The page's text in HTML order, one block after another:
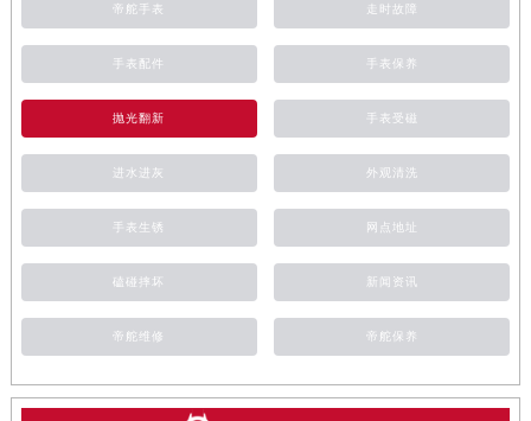
帝舵手表 走时故障
手表配件 手表保养
抛光翻新 手表受磁
进水进灰 外观清洗
手表生锈 网点地址
磕碰摔坏 新闻资讯
帝舵维修 帝舵保养